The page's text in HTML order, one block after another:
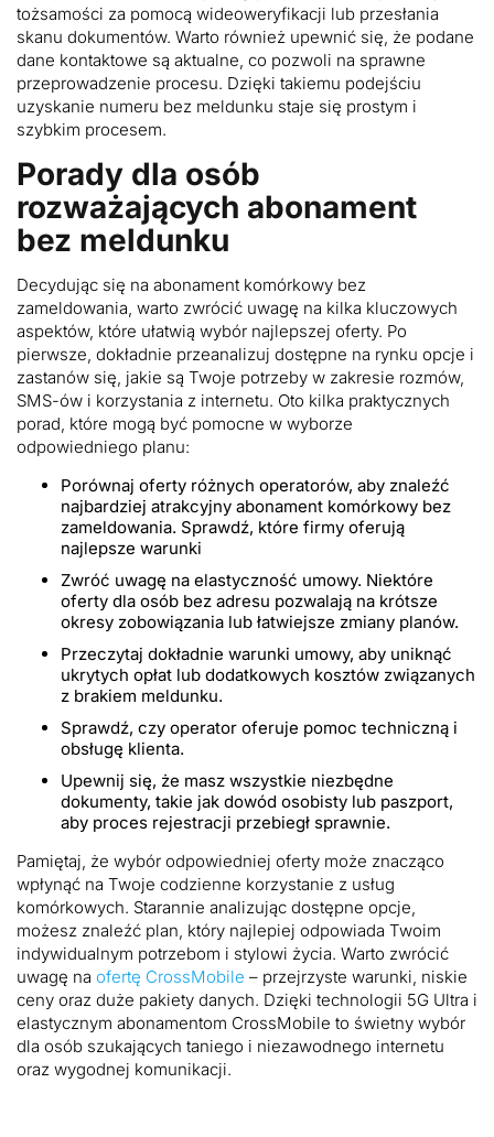
tożsamości za pomocą wideoweryfikacji lub przesłania
skanu dokumentów. Warto również upewnić się, że podane
dane kontaktowe są aktualne, co pozwoli na sprawne
przeprowadzenie procesu. Dzięki takiemu podejściu
uzyskanie numeru bez meldunku staje się prostym i
szybkim procesem.
Porady dla osób
rozważających abonament
bez meldunku
Decydując się na abonament komórkowy bez
zameldowania, warto zwrócić uwagę na kilka kluczowych
aspektów, które ułatwią wybór najlepszej oferty. Po
pierwsze, dokładnie przeanalizuj dostępne na rynku opcje i
zastanów się, jakie są Twoje potrzeby w zakresie rozmów,
SMS-ów i korzystania z internetu. Oto kilka praktycznych
porad, które mogą być pomocne w wyborze
odpowiedniego planu:
Porównaj oferty różnych operatorów, aby znaleźć
najbardziej atrakcyjny abonament komórkowy bez
zameldowania. Sprawdź, które firmy oferują
najlepsze warunki
Zwróć uwagę na elastyczność umowy. Niektóre
oferty dla osób bez adresu pozwalają na krótsze
okresy zobowiązania lub łatwiejsze zmiany planów.
Przeczytaj dokładnie warunki umowy, aby uniknąć
ukrytych opłat lub dodatkowych kosztów związanych
z brakiem meldunku.
Sprawdź, czy operator oferuje pomoc techniczną i
obsługę klienta.
Upewnij się, że masz wszystkie niezbędne
dokumenty, takie jak dowód osobisty lub paszport,
aby proces rejestracji przebiegł sprawnie.
Pamiętaj, że wybór odpowiedniej oferty może znacząco
wpłynąć na Twoje codzienne korzystanie z usług
komórkowych. Starannie analizując dostępne opcje,
możesz znaleźć plan, który najlepiej odpowiada Twoim
indywidualnym potrzebom i stylowi życia. Warto zwrócić
uwagę na ofertę CrossMobile – przejrzyste warunki, niskie
ceny oraz duże pakiety danych. Dzięki technologii 5G Ultra i
elastycznym abonamentom CrossMobile to świetny wybór
dla osób szukających taniego i niezawodnego internetu
oraz wygodnej komunikacji.